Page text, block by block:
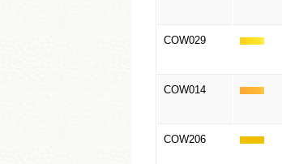
COW029
COW014
COW206